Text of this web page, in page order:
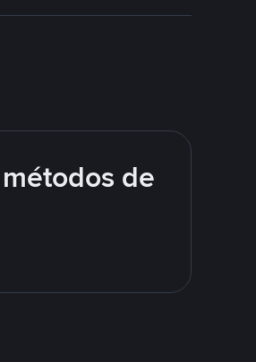
de